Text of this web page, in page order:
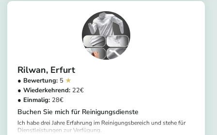
Rilwan Erfurt
5
22
28
Buchen Sie mich für Reinigungsdienste
Ich habe drei Jahre Erfahrung im Reinigungsbereich und stehe für
Dienstleistungen zur Verfügung.